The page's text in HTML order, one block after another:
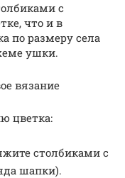
с
что и в
по размеру села
ушки.
вязание
цветка:
столбиками с
шапки).